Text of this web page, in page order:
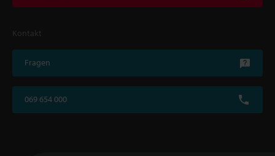
Kontakt
Fragen
069 654 000